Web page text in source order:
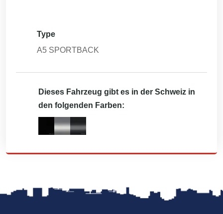
Type
A5 SPORTBACK
Dieses Fahrzeug gibt es in der Schweiz in
den folgenden Farben: